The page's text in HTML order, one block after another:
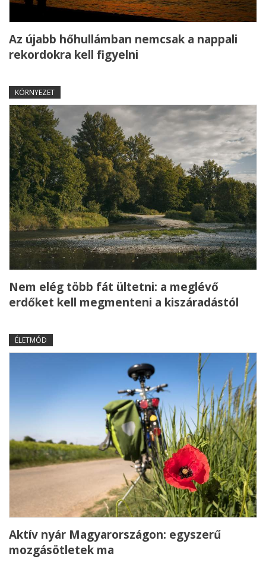
Az újabb hőhullámban nemcsak a nappali
rekordokra kell figyelni
KÖRNYEZET
Nem elég több fát ültetni: a meglévő
erdőket kell megmenteni a kiszáradástól
ÉLETMÓD
Aktív nyár Magyarországon: egyszerű
mozgásötletek ma